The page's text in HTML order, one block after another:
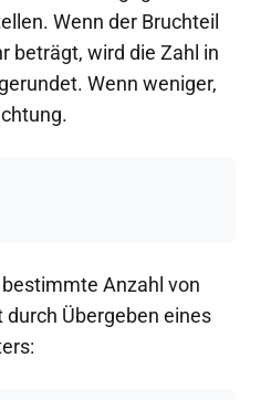
Wenn der Bruchteil
beträgt, wird die Zahl in
Wenn weniger,
Anzahl von
Übergeben eines